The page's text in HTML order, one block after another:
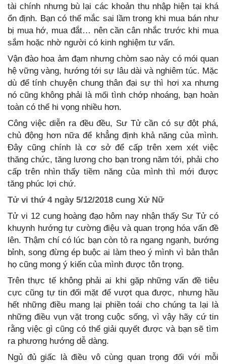
tài chính nhưng bù lại các khoản thu nhập hiện tại khá
ổn định. Bạn có thể mắc sai lầm trong khi mua bán như
bị mua hớ, mua đắt… nên cần cân nhắc trước khi mua
sắm hoặc nhờ người có kinh nghiệm tư vấn.
Vận đào hoa ảm đạm nhưng chòm sao này có mói quan
hệ vững vàng, hướng tới sự lâu dài và nghiêm túc. Mặc
dù để tính chuyện chung thân đại sự thì hơi xa nhưng
nó cũng không phải là mối tình chớp nhoáng, bạn hoàn
toàn có thể hi vọng nhiều hơn.
Công việc diễn ra đều đều, Sư Tử cần có sự đột phá,
chủ động hơn nữa để khẳng định khả năng của mình.
Đây cũng chính là cơ sở để cấp trên xem xét việc
thăng chức, tăng lương cho bạn trong năm tới, phải cho
cấp trên nhìn thấy tiềm năng của mình thì mới được
tăng phúc lợi chứ.
Tử vi thứ 4 ngày 5/12/2018 cung Xử Nữ
Tử vi 12 cung hoàng đạo hôm nay nhận thấy Sư Tử có
khuynh hướng tự cường điệu và quan trọng hóa vấn đề
lên. Thậm chí có lúc bạn còn tỏ ra ngang ngạnh, bướng
bỉnh, song đừng ép buộc ai làm theo ý mình vì bản thân
họ cũng mong ý kiến của mình được tôn trọng.
Trên thực tế không phải ai khi gặp những vấn đề tiêu
cực cũng tự tin đối mặt để vượt qua được, nhưng hầu
hết những điều mang lại phiền toái cho chúng ta lại là
những điều vụn vặt trong cuộc sống, vì vậy hãy cứ tin
rằng việc gì cũng có thể giải quyết được và bạn sẽ tìm
ra phương hướng dễ dàng.
Ngủ đủ giấc là điều vô cùng quan trọng đối với mỗi